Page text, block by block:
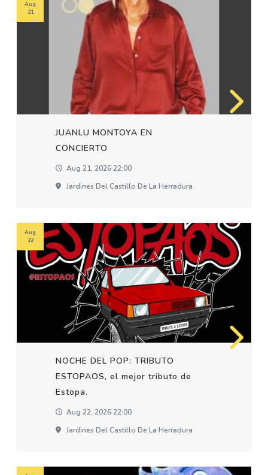
JUANLU MONTOYA EN
CONCIERTO
Aug 21, 2026 22:00
Jardines Del Castillo De La Herradura
Aug
21
NOCHE DEL POP: TRIBUTO
ESTOPAOS, el mejor tributo de
Estopa.
Aug 22, 2026 22:00
Jardines Del Castillo De La Herradura
Aug
22